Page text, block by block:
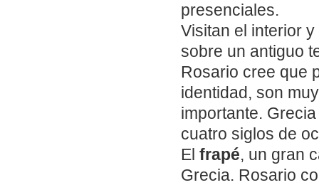
presenciales.
Visitan el interior
sobre un antiguo
Rosario cree que
identidad, son
importante.
cuatro siglos de
El frapé, un gran
Grecia. Rosario